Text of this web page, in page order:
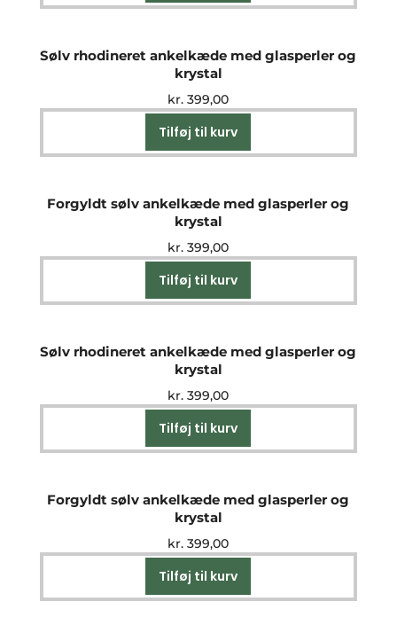
Sølv rhodineret ankelkæde med glasperler og
krystal
kr. 399,00
Tilføj til kurv
Forgyldt sølv ankelkæde med glasperler og
krystal
kr. 399,00
Tilføj til kurv
Sølv rhodineret ankelkæde med glasperler og
krystal
kr. 399,00
Tilføj til kurv
Forgyldt sølv ankelkæde med glasperler og
krystal
kr. 399,00
Tilføj til kurv